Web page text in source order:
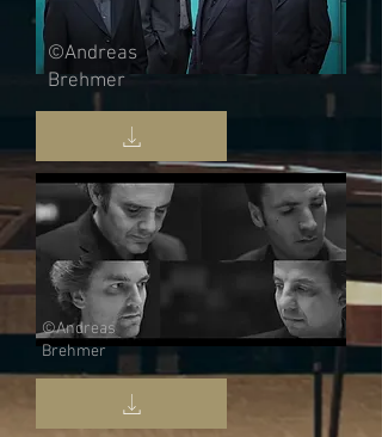
©Andreas
Brehmer
©Andreas
Brehmer